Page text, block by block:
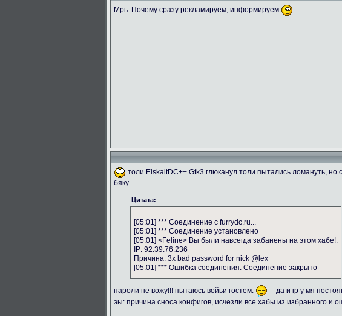
Мрь. Почему сразу рекламируем, информируем
толи EiskaltDC++ Gtk3 глюканул толи пытались ломануть,
бяку
Цитата:
[05:01] *** Соединение с furrydc.ru...
[05:01] *** Соединение установлено
[05:01] <Feline> Вы были навсегда забанены на этом хабе!.
IP: 92.39.76.236
Причина: 3x bad password for nick @lex
[05:01] *** Ошибка соединения: Соединение закрыто
пароли не вожу!!! пытаюсь войьи гостем.
да и ip у мя
эы: причина сноса конфигов, исчезли все хабы из избранного и